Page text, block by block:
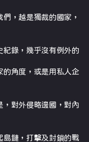
，越是獨裁的國家，
紀錄，幾乎沒有例外的
的角度，或是用私人企
，對外侵略邊國，對內
島鏈，打擊及封鎖的戰